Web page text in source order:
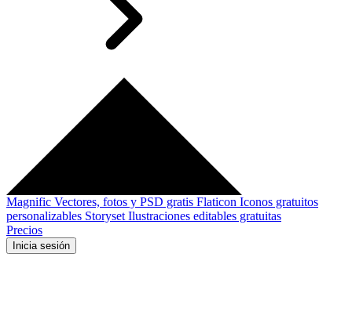
Magnific Vectores, fotos y PSD gratis Flaticon Iconos gratuitos
personalizables Storyset Ilustraciones editables gratuitas
Precios
Inicia sesión